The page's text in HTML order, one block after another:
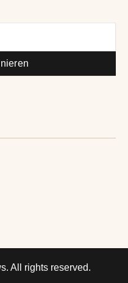
All rights reserved.